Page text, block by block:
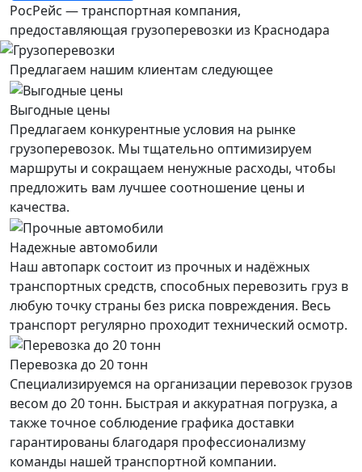
РосРейс — транспортная компания,
предоставляющая грузоперевозки из Краснодара
Предлагаем нашим клиентам следующее
Выгодные цены
Предлагаем конкурентные условия на рынке
грузоперевозок. Мы тщательно оптимизируем
маршруты и сокращаем ненужные расходы, чтобы
предложить вам лучшее соотношение цены и
качества.
Надежные автомобили
Наш автопарк состоит из прочных и надёжных
транспортных средств, способных перевозить груз в
любую точку страны без риска повреждения. Весь
транспорт регулярно проходит технический осмотр.
Перевозка до 20 тонн
Специализируемся на организации перевозок грузов
весом до 20 тонн. Быстрая и аккуратная погрузка, а
также точное соблюдение графика доставки
гарантированы благодаря профессионализму
команды нашей транспортной компании.